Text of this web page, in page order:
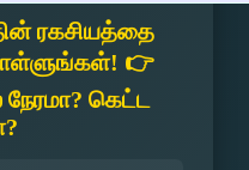
ரகசியத்தை
👉
கெட்ட